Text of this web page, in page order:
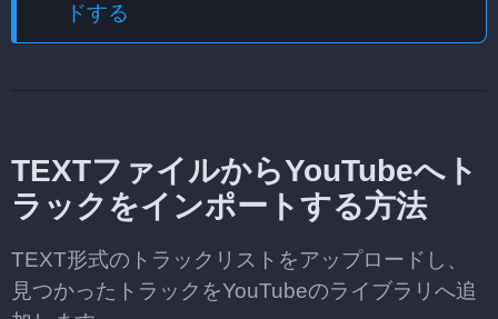
ドする
TEXTファイルからYouTubeへト
ラックをインポートする方法
TEXT形式のトラックリストをアップロードし、
見つかったトラックをYouTubeのライブラリへ追